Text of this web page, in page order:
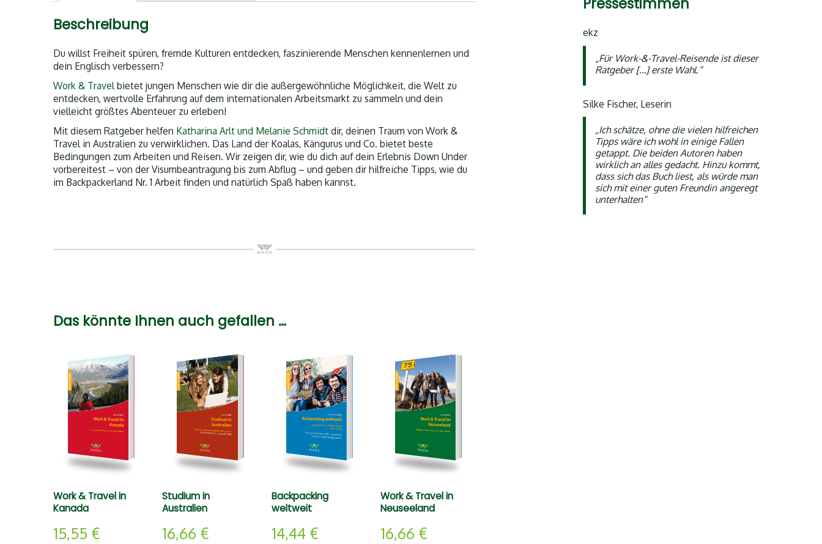
Beschreibung
Du willst Freiheit spüren, fremde Kulturen entdecken, faszinierende Menschen kennenlernen und
dein Englisch verbessern?
Work & Travelbietet jungen Menschen wie dir die außergewöhnliche Möglichkeit, die Welt zu
entdecken, wertvolle Erfahrung auf dem internationalen Arbeitsmarkt zu sammeln und dein
vielleicht größtes Abenteuer zu erleben!
Mit diesem Ratgeber helfen Katharina Arlt und Melanie Schmidt dir, deinen Traum von Work &
Travel in Australien zu verwirklichen. Das Land der Koalas, Kängurus und Co. bietet beste
Bedingungen zum Arbeiten und Reisen. Wir zeigen dir, wie du dich auf dein Erlebnis Down Under
vorbereitest – von der Visumbeantragung bis zum Abflug – und geben dir hilfreiche Tipps, wie du
im Backpackerland Nr. 1 Arbeit finden und natürlich Spaß haben kannst.
Das könnte Ihnen auch gefallen …
Work & Travel in
Kanada
15,55 €
Studium in
Australien
16,66 €
Backpacking
weltweit
14,44 €
Work & Travel in
Neuseeland
16,66 €
ekz
„Für Work-&-Travel-Reisende ist dieser
Ratgeber […] erste Wahl.“
Silke Fischer, Leserin
„Ich schätze, ohne die vielen hilfreichen
Tipps wäre ich wohl in einige Fallen
getappt. Die beiden Autoren haben
wirklich an alles gedacht. Hinzu kommt,
dass sich das Buch liest, als würde man
sich mit einer guten Freundin angeregt
unterhalten“